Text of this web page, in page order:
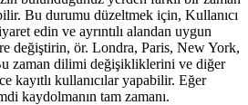
Bu durumu düzeltmek için, Kullanıcı
edin ve ayrıntılı alandan uygun
değiştirin, ör. Londra, Paris, New York,
zaman dilimi değişikliklerini ve diğer
kayıtlı kullanıcılar yapabilir. Eğer
kaydolmanın tam zamanı.